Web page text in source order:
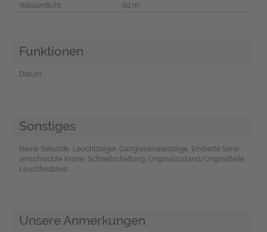
Wasserdicht
60 m
Funktionen
Datum
Sonstiges
kleine Sekunde, Leuchtzeiger, Gangreserveanzeige, limitierte Serie,
verschraubte Krone, Schnellschaltung, Originalzustand/Originalteile,
Leuchtindizies
Unsere Anmerkungen